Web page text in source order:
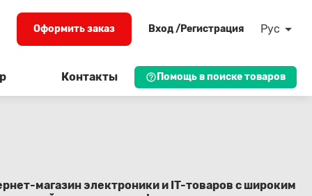
Оформить заказ Вход /Регистрация Рус
Контакты Помощь в поиске товаров
магазин электроники и IT-товаров с широким